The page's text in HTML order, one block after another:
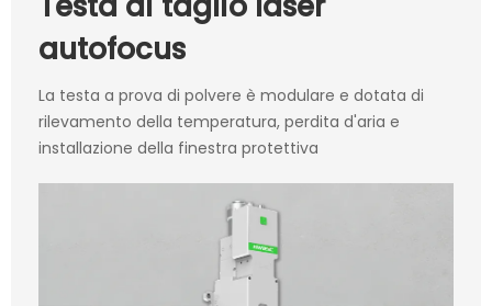
autofocus
La testa a prova di polvere è modulare e dotata di
rilevamento della temperatura, perdita d'aria e
installazione della finestra protettiva